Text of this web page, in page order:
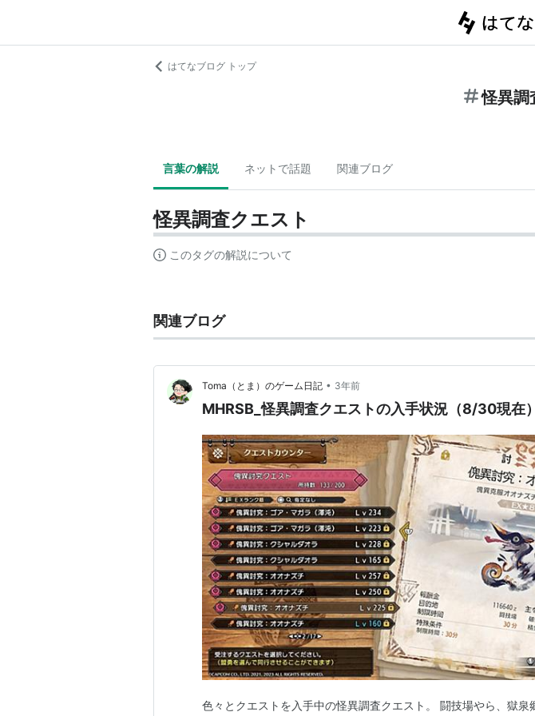
はてなブログ トップ
怪異調
言葉の解説 ネットで話題 関連ブログ
怪異調査クエスト
このタグの解説について
関連ブログ
Toma（とま）のゲーム日記 • 3年前
MHRSB_怪異調査クエストの入手状況（8/30現在）
色々とクエストを入手中の怪異調査クエスト。 闘技場やら、獄泉